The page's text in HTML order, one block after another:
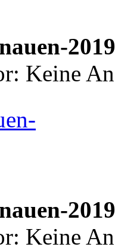
Keine
Keine